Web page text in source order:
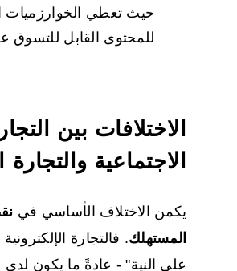
حيث تعطي الخوارزميات
للمحتوى القابل للتسوق عالي
الاختلافات بين التجارة
الاجتماعية والتجارة
يكمن الاختلاف الأساسي فينقطة
المستهلك. فالتجارة الإلكترونية
على النية" - عادةً ما يكون لدى